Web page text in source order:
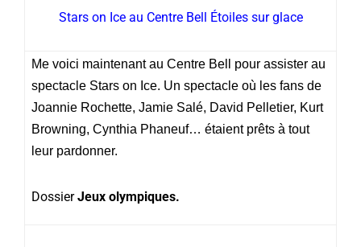
Stars on Ice au Centre Bell Étoiles sur glace
Me voici maintenant au Centre Bell pour assister au
spectacle Stars on Ice. Un spectacle où les fans de
Joannie Rochette, Jamie Salé, David Pelletier, Kurt
Browning, Cynthia Phaneuf… étaient prêts à tout
leur pardonner.
DossierJeux olympiques.